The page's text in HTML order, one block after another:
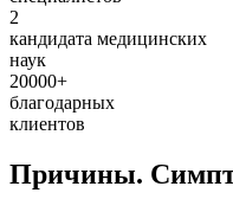
2
кандидата медицинских
наук
20000+
благодарных
клиентов
Причины.